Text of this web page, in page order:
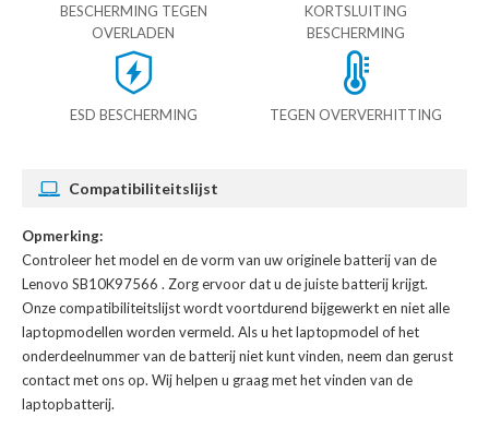
BESCHERMING TEGEN
OVERLADEN
KORTSLUITING
BESCHERMING
ESD BESCHERMING TEGEN OVERVERHITTING
Compatibiliteitslijst
Opmerking:
Controleer het model en de vorm van uw originele batterij van de
Lenovo SB10K97566 . Zorg ervoor dat u de juiste batterij krijgt.
Onze compatibiliteitslijst wordt voortdurend bijgewerkt en niet alle
laptopmodellen worden vermeld. Als u het laptopmodel of het
onderdeelnummer van de batterij niet kunt vinden, neem dan gerust
contact met ons op. Wij helpen u graag met het vinden van de
laptopbatterij.